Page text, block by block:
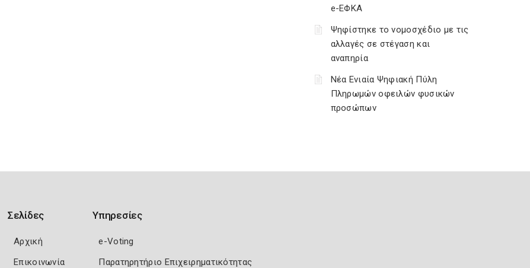
e-ΕΦΚΑ
Ψηφίστηκε το νομοσχέδιο με τις
αλλαγές σε στέγαση και
αναπηρία
Νέα Ενιαία Ψηφιακή Πύλη
Πληρωμών οφειλών φυσικών
προσώπων
Σελίδες
Αρχική
Επικοινωνία
Υπηρεσίες
e-Voting
Παρατηρητήριο Επιχειρηματικότητας